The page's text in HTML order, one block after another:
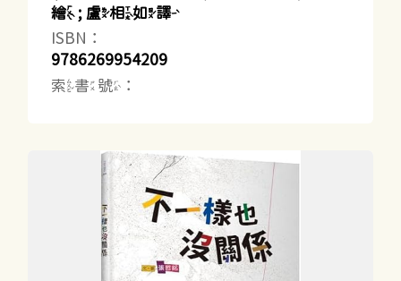
繪 ; 盧相如譯
ISBN：
9786269954209
索書號：